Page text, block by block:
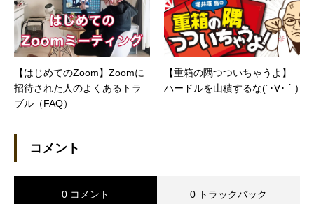
【はじめてのZoom】Zoomに
招待された人のよくあるトラ
ブル（FAQ）
【重箱の隅つついちゃうよ】
ハードルを山積するな(´･∀･｀)
コメント
0 コメント 0 トラックバック